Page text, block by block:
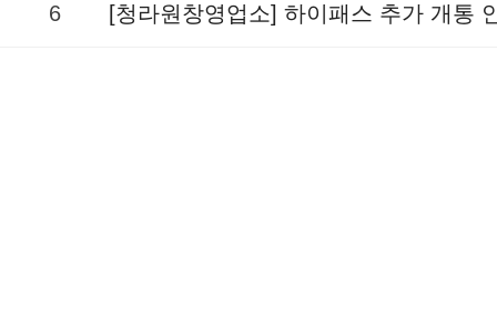
6 [청라원창영업소] 하이패스 추가 개통